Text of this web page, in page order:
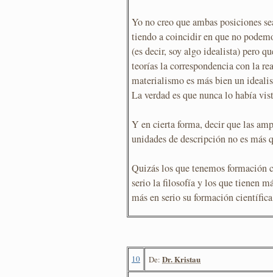
Yo no creo que ambas posiciones
tiendo a coincidir en que no
(es decir, soy algo idealista) pero
teorías la correspondencia con la
materialismo es más bien un
La verdad es que nunca lo había
Y en cierta forma, decir que las
unidades de descripción no es más
Quizás los que tenemos formación
serio la filosofía y los que tienen
más en serio su formación
10 De: Dr. Kristau